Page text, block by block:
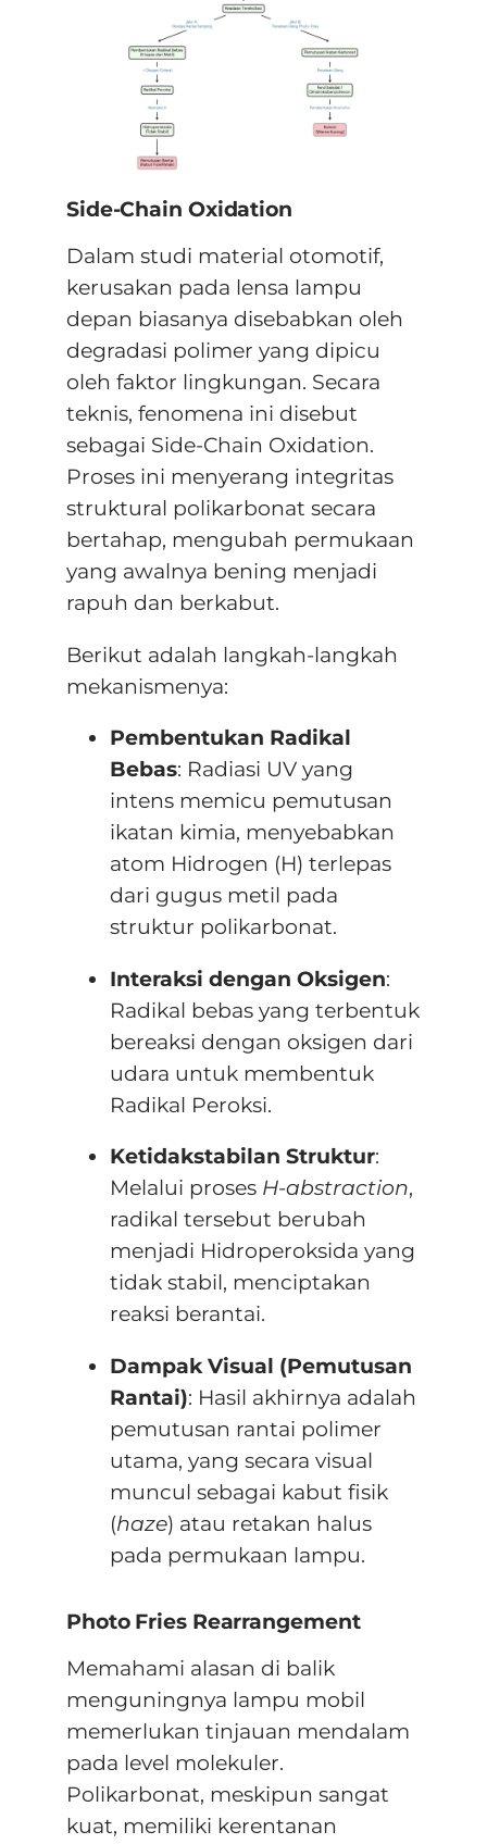
Side-Chain Oxidation
Dalam studi material otomotif,
kerusakan pada lensa lampu
depan biasanya disebabkan oleh
degradasi polimer yang dipicu
oleh faktor lingkungan. Secara
teknis, fenomena ini disebut
sebagai Side-Chain Oxidation.
Proses ini menyerang integritas
struktural polikarbonat secara
bertahap, mengubah permukaan
yang awalnya bening menjadi
rapuh dan berkabut.
Berikut adalah langkah-langkah
mekanismenya:
Pembentukan Radikal
Bebas: Radiasi UV yang
intens memicu pemutusan
ikatan kimia, menyebabkan
atom Hidrogen (H) terlepas
dari gugus metil pada
struktur polikarbonat.
Interaksi dengan Oksigen:
Radikal bebas yang terbentuk
bereaksi dengan oksigen dari
udara untuk membentuk
Radikal Peroksi.
Ketidakstabilan Struktur:
Melalui proses H-abstraction,
radikal tersebut berubah
menjadi Hidroperoksida yang
tidak stabil, menciptakan
reaksi berantai.
Dampak Visual (Pemutusan
Rantai): Hasil akhirnya adalah
pemutusan rantai polimer
utama, yang secara visual
muncul sebagai kabut fisik
(haze) atau retakan halus
pada permukaan lampu.
Photo Fries Rearrangement
Memahami alasan di balik
menguningnya lampu mobil
memerlukan tinjauan mendalam
pada level molekuler.
Polikarbonat, meskipun sangat
kuat, memiliki kerentanan